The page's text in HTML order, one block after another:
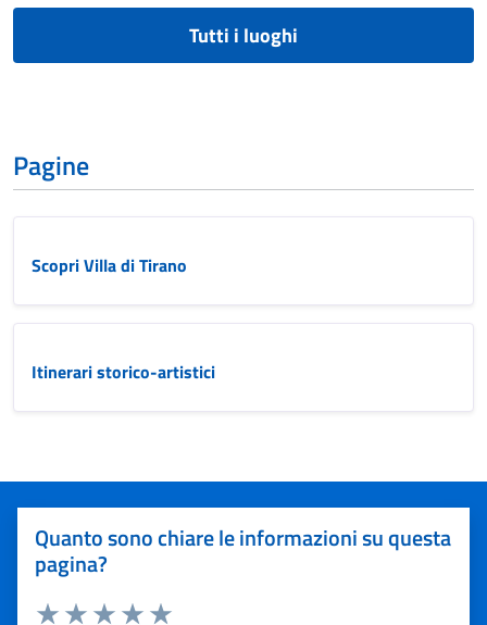
Tutti i luoghi
Pagine
Scopri Villa di Tirano
Itinerari storico-artistici
Quanto sono chiare le informazioni su questa
pagina?